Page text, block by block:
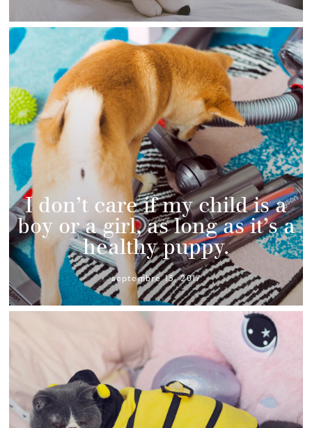
I don’t care if my child is a
boy or a girl, as long as it’s a
healthy puppy.
septembre 15, 2017